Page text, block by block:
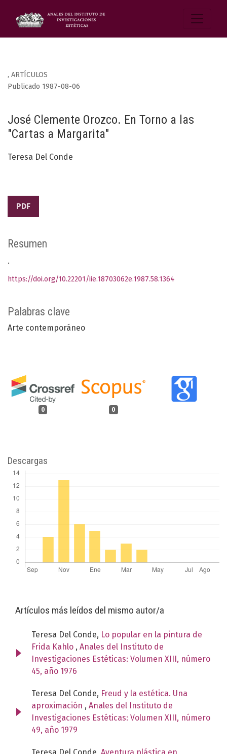
, ARTÍCULOS
José Clemente Orozco. En Torno a las
"Cartas a Margarita"
Publicado 1987-08-06
Teresa Del Conde
PDF
Palabras clave
Arte contemporáneo
0 0
Resumen
.
https://doi.org/10.22201/iie.18703062e.1987.58.1364
Descargas
Artículos más leídos del mismo autor/a
Teresa Del Conde, Lo popular en la pintura de
Frida Kahlo , Anales del Instituto de
Investigaciones Estéticas: Volumen XIII, número
45, año 1976
Teresa Del Conde, Freud y la estética. Una
aproximación , Anales del Instituto de
Investigaciones Estéticas: Volumen XIII, número
49, año 1979
Teresa Del Conde, Aventura plástica en